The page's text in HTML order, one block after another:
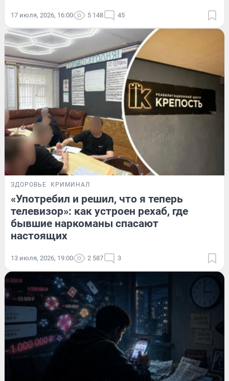
17 июля, 2026, 16:00 5 148 45
ЗДОРОВЬЕ КРИМИНАЛ
«Употребил и решил, что я теперь
телевизор»: как устроен рехаб, где
бывшие наркоманы спасают
настоящих
13 июля, 2026, 19:00 2 587 3